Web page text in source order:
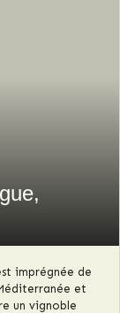
imprégnée de
et
un vignoble